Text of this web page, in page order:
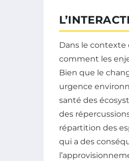
Dans le
comment les
Bien que le
urgence
santé des
des
répartition des
qui a des